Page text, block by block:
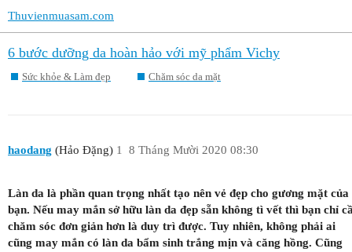
Thuvienmuasam.com
6 bước dưỡng da hoàn hảo với mỹ phẩm Vichy
Sức khỏe & Làm đẹp Chăm sóc da mặt
haodang (Hảo Đặng) 8 Tháng Mười 2020 08:30
1
Làn da là phần quan trọng nhất tạo nên vẻ đẹp cho gương mặt của
bạn. Nếu may mắn sở hữu làn da đẹp sẵn không tì vết thì bạn chỉ
chăm sóc đơn giản hơn là duy trì được. Tuy nhiên, không phải ai
cũng may mắn có làn da bẩm sinh trắng mịn và căng hồng. Cũng